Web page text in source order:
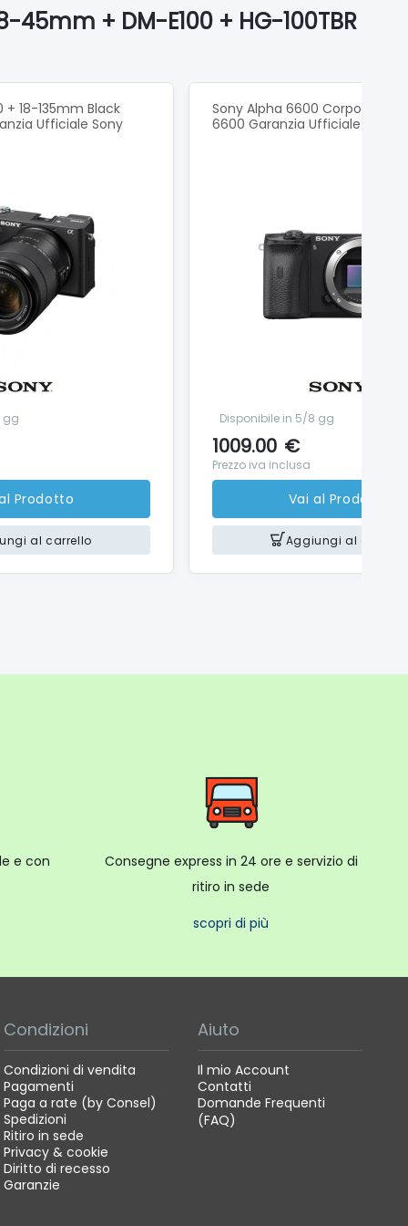
impostazioni di controllo rapido, operazioni di
scatto a tocco possibile nella ripresa di foto.
per gli obiettivi RF/RF-S ed EF/EF-S.
e modalità Selezione automatica
zona
+ DM-E100 + HG-100TBR
18-135mm Black
Ufficiale Sony
gg
Prodotto
al carrello
Sony Alpha 6600 Corpo Black
6600 Garanzia Ufficiale Sony
Disponibile in 5/8 gg
1009.00 €
Prezzo iva inclusa
Vai al Prodotto
Aggiungi al carrello
e con
Consegne express in 24 ore e servizio di
ritiro in sede
scopri di più
Condizioni
Condizioni di vendita
Pagamenti
Paga a rate (by Consel)
Spedizioni
Ritiro in sede
Privacy & cookie
Diritto di recesso
Garanzie
Aiuto
Il mio Account
Contatti
Domande Frequenti
(FAQ)